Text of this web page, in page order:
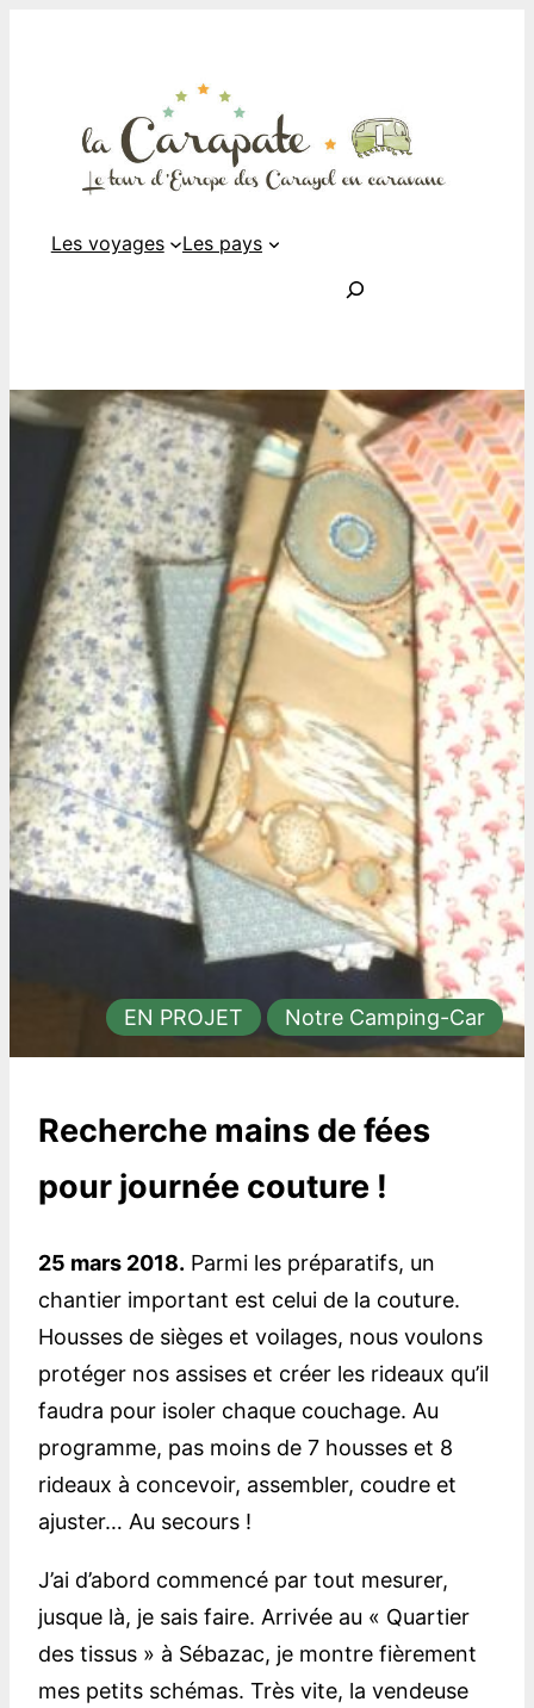
Les voyages Les pays
EN PROJET Notre Camping-Car
Recherche mains de fées
pour journée couture !
25 mars 2018. Parmi les préparatifs, un
chantier important est celui de la couture.
Housses de sièges et voilages, nous voulons
protéger nos assises et créer les rideaux qu’il
faudra pour isoler chaque couchage. Au
programme, pas moins de 7 housses et 8
rideaux à concevoir, assembler, coudre et
ajuster… Au secours !
J’ai d’abord commencé par tout mesurer,
jusque là, je sais faire. Arrivée au « Quartier
des tissus » à Sébazac, je montre fièrement
mes petits schémas. Très vite, la vendeuse